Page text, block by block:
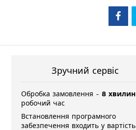
Зручний сервіс
Обробка замовлення - 8 хвилин
робочий час
Встановлення програмного
забезпечення входить у вартість